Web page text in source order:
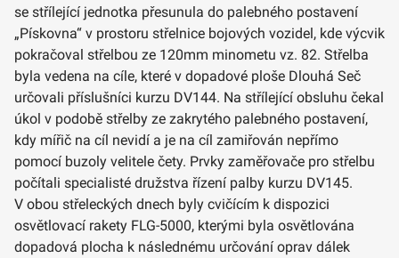
se střílející jednotka přesunula do palebného postavení
„Pískovna“ v prostoru střelnice bojových vozidel, kde výcvik
pokračoval střelbou ze 120mm minometu vz. 82. Střelba
byla vedena na cíle, které v dopadové ploše Dlouhá Seč
určovali příslušníci kurzu DV144. Na střílející obsluhu čekal
úkol v podobě střelby ze zakrytého palebného postavení,
kdy mířič na cíl nevidí a je na cíl zamiřován nepřímo
pomocí buzoly velitele čety. Prvky zaměřovače pro střelbu
počítali specialisté družstva řízení palby kurzu DV145.
V obou střeleckých dnech byly cvičícím k dispozici
osvětlovací rakety FLG-5000, kterými byla osvětlována
dopadová plocha k následnému určování oprav dálek